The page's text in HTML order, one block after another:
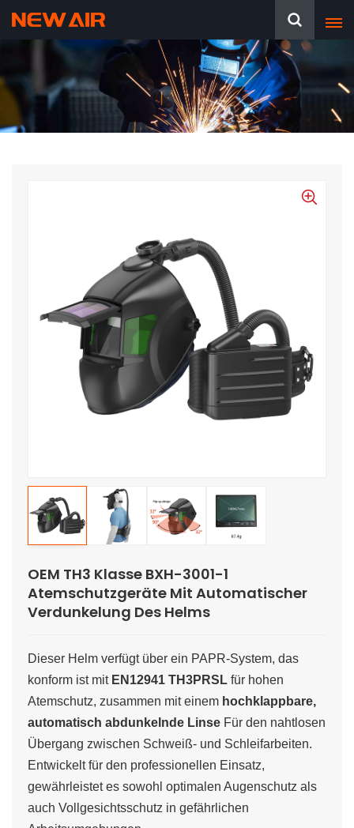
OEM TH3 Klasse BXH-3001-1
Atemschutzgeräte Mit Automatischer
Verdunkelung Des Helms
Dieser Helm verfügt über ein PAPR-System, das
konform ist mit EN12941 TH3PRSL für hohen
Atemschutz, zusammen mit einem hochklappbare,
automatisch abdunkelnde Linse Für den nahtlosen
Übergang zwischen Schweiß- und Schleifarbeiten.
Entwickelt für den professionellen Einsatz,
gewährleistet es sowohl optimalen Augenschutz als
auch Vollgesichtsschutz in gefährlichen